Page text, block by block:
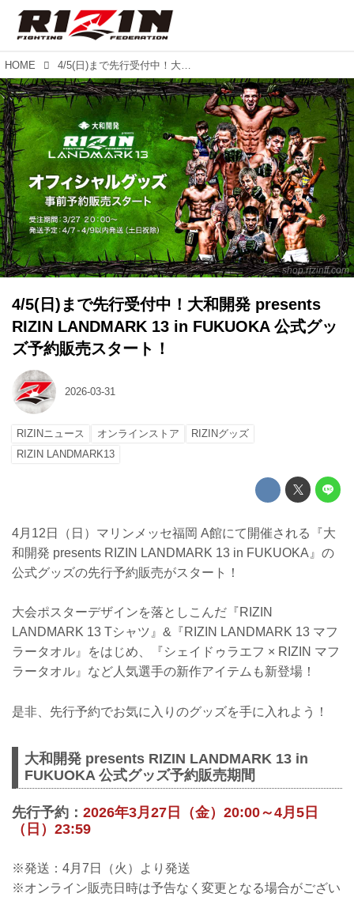
HOME 4/5(日)まで先行受付中！大和開発 presents RIZIN LANDMARK 13 in FUKUOKA 公式グッズ予約販売スタート！
shop.rizinff.com
4/5(日)まで先行受付中！大和開発 presents
RIZIN LANDMARK 13 in FUKUOKA 公式グッ
ズ予約販売スタート！
2026-03-31
RIZINニュース オンラインストア
RIZINグッズ
RIZIN LANDMARK13
4月12日（日）マリンメッセ福岡 A館にて開催される『大
和開発 presents RIZIN LANDMARK 13 in FUKUOKA』の
公式グッズの先行予約販売がスタート！
大会ポスターデザインを落としこんだ『RIZIN
LANDMARK 13 Tシャツ』&『RIZIN LANDMARK 13 マフ
ラータオル』をはじめ、『シェイドゥラエフ × RIZIN マフ
ラータオル』など人気選手の新作アイテムも新登場！
是非、先行予約でお気に入りのグッズを手に入れよう！
大和開発 presents RIZIN LANDMARK 13 in
FUKUOKA 公式グッズ予約販売期間
先行予約： 2026年3月27日（金）20:00～4月5日
（日）23:59
※発送：4月7日（火）より発送
※オンライン販売日時は予告なく変更となる場合がござい